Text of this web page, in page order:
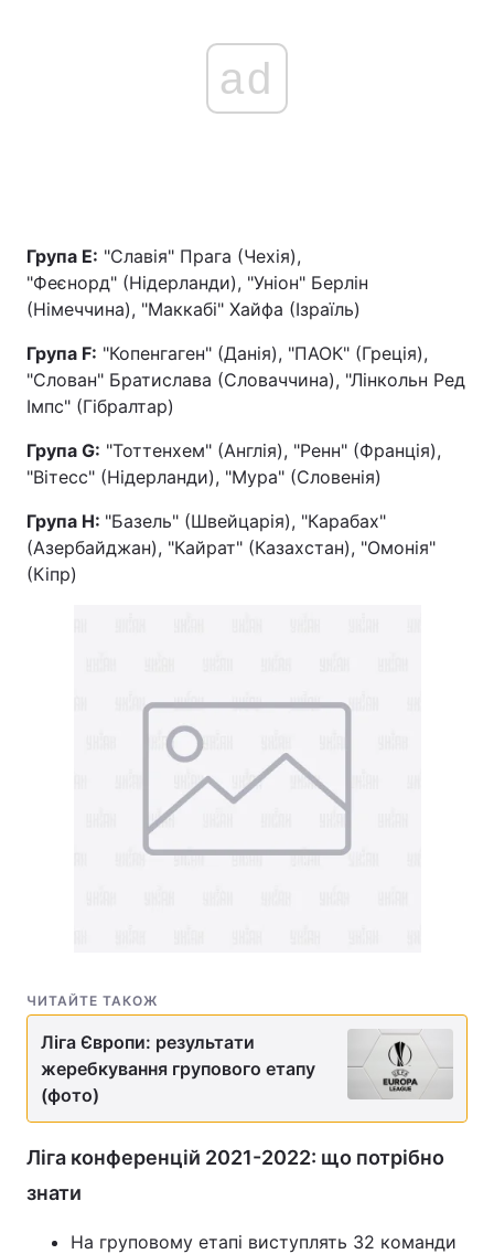
ad
Група E: "Славія" Прага (Чехія),
"Феєнорд" (Нідерланди), "Уніон" Берлін
(Німеччина), "Маккабі" Хайфа (Ізраїль)
Група F: "Копенгаген" (Данія), "ПАОК" (Греція),
"Слован" Братислава (Словаччина), "Лінкольн Ред
Імпс" (Гібралтар)
Група G: "Тоттенхем" (Англія), "Ренн" (Франція),
"Вітесс" (Нідерланди), "Мура" (Словенія)
Група H: "Базель" (Швейцарія), "Карабах"
(Азербайджан), "Кайрат" (Казахстан), "Омонія"
(Кіпр)
ЧИТАЙТЕ ТАКОЖ
Ліга Європи: результати
жеребкування групового етапу
(фото)
Ліга конференцій 2021-2022: що потрібно
знати
На груповому етапі виступлять 32 команди